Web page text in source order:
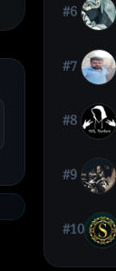
#6
#7
#8
#9
#10